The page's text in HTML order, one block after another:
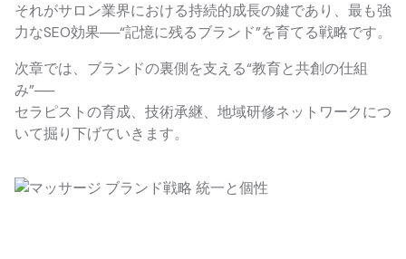
それがサロン業界における持続的成長の鍵であり、最も強
力なSEO効果──“記憶に残るブランド”を育てる戦略です。
次章では、ブランドの裏側を支える“教育と共創の仕組
み”──
セラピストの育成、技術承継、地域研修ネットワークにつ
いて掘り下げていきます。